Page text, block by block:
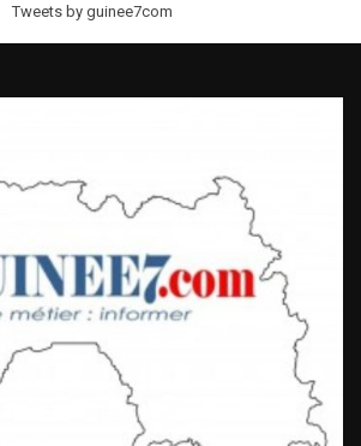
Tweets by guinee7com